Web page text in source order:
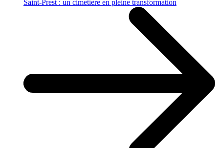
Saint-Prest : un cimetière en pleine transformation